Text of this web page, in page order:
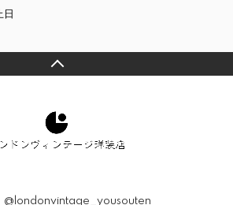
日
@londonvintage_yousouten